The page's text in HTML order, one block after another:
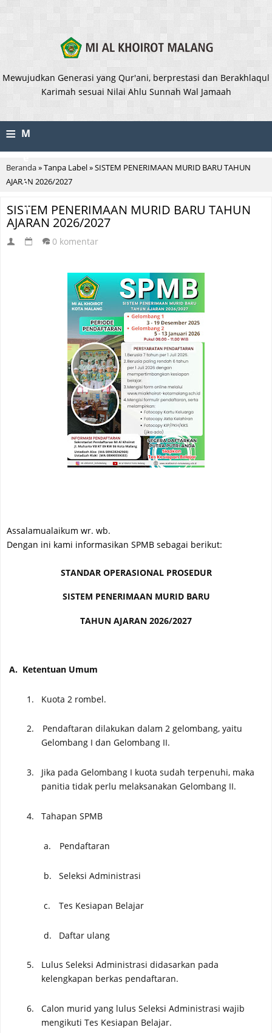
Mewujudkan Generasi yang Qur'ani, berprestasi dan Berakhlaqul
Karimah sesuai Nilai Ahlu Sunnah Wal Jamaah
≡ M
n
u
Beranda»Tanpa Label»SISTEM PENERIMAAN MURID BARU TAHUN
AJARAN 2026/2027
SISTEM PENERIMAAN MURID BARU TAHUN
AJARAN 2026/2027
0 komentar
Assalamualaikum wr. wb.
Dengan ini kami informasikan SPMB sebagai berikut:
STANDAR OPERASIONAL PROSEDUR
SISTEM PENERIMAAN MURID BARU
TAHUN AJARAN 2026/2027
A. Ketentuan Umum
1. Kuota 2 rombel.
2.
Pendaftaran dilakukan dalam 2 gelombang, yaitu
Gelombang I dan Gelombang II.
3.
Jika pada Gelombang I kuota sudah terpenuhi, maka
panitia tidak perlu melaksanakan Gelombang II.
4. Tahapan SPMB
a. Pendaftaran
b. SeleksiAdministrasi
c. Tes Kesiapan Belajar
d. Daftar ulang
5. Lulus Seleksi Administrasi didasarkan pada
kelengkapan berkas pendaftaran.
6.
Calon murid yang lulus Seleksi Administrasi wajib
mengikuti Tes Kesiapan Belajar.